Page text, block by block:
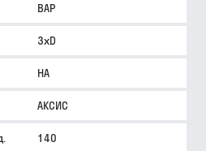
BAP
3xD
HA
АКСИС
140